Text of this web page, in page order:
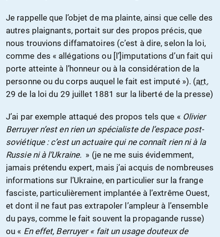
Je rappelle que l’objet de ma plainte, ainsi que celle des
autres plaignants, portait sur des propos précis, que
nous trouvions diffamatoires (c’est à dire, selon la loi,
comme des « allégations ou [l’]imputations d’un fait qui
porte atteinte à l’honneur ou à la considération de la
personne ou du corps auquel le fait est imputé »). (art.
29 de la loi du 29 juillet 1881 sur la liberté de la presse)
J’ai par exemple attaqué des propos tels que « Olivier
Berruyer n’est en rien un spécialiste de l’espace post-
soviétique : c’est un actuaire qui ne connaît rien ni à la
Russie ni à l’Ukraine. » (je ne me suis évidemment,
jamais prétendu expert, mais j’ai acquis de nombreuses
informations sur l’Ukraine, en particulier sur la frange
fasciste, particulièrement implantée à l’extrême Ouest,
et dont il ne faut pas extrapoler l’ampleur à l’ensemble
du pays, comme le fait souvent la propagande russe)
ou « En effet, Berruyer « fait un usage douteux de